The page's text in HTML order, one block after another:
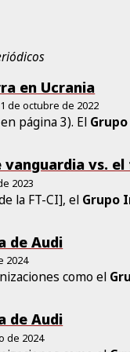
en Ucrania
de octubre de 2022
página 3). El Grupo
vanguardia vs.
2023
la FT-CI], el Grupo
de Audi
2024
como el
de Audi
de 2024